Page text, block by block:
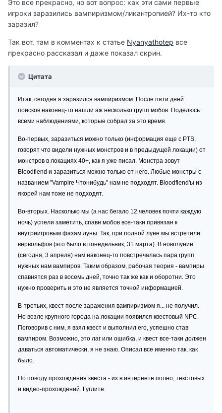
Это все прекрасно, но вот вопрос: как эти сами первые
игроки заразились вампиризмом/ликантропией? Их-то кто
заразил?
Так вот, там в комментах к статье Nyanyathotep все
прекрасно рассказал и даже показал скрин.
Цитата
Итак, сегодня я заразился вампиризмом. После пяти дней
поисков наконец-то нашли аж несколько групп мобов. Поделюсь
всеми наблюдениями, которые собрал за это время.
Во-первых, заразиться можно только (информация еще с PTS,
говорят что видели нужных монстров и в предыдущей локации) от
монстров в локациях 40+, как я уже писал. Монстра зовут
Bloodfiend и заразиться можно только от него. Любые монстры с
названием "Vampire Чтонибудь" нам не подходят. Bloodfiend'ы из
якорей нам тоже не подходят.
Во-вторых. Насколько мы (а нас бегало 12 человек почти каждую
ночь) успели заметить, спавн мобов все-таки привязан к
внутриигровым фазам луны. Так, при полной луне мы встретили
вервольфов (это было в понедельник, 31 марта). В новолуние
(сегодня, 3 апреля) нам наконец-то повстречалась пара групп
нужных нам вампиров. Таким образом, рабочая теория - вампиры
спавнятся раз в восемь дней, точно так же как и оборотни. Это
нужно проверить и это не является точной информацией.
В-третьих, квест после заражения вампиризмом я... не получил.
Но возле крупного города на локации появился квестовый NPC.
Поговорив с ним, я взял квест и выполнил его, успешно став
вампиром. Возможно, это лаг или ошибка, и квест все-таки должен
даваться автоматически, я не знаю. Описал все именно так, как
было.
По поводу прохождения квеста - их в интернете полно, текстовых
и видео-прохождений. Гуглите.